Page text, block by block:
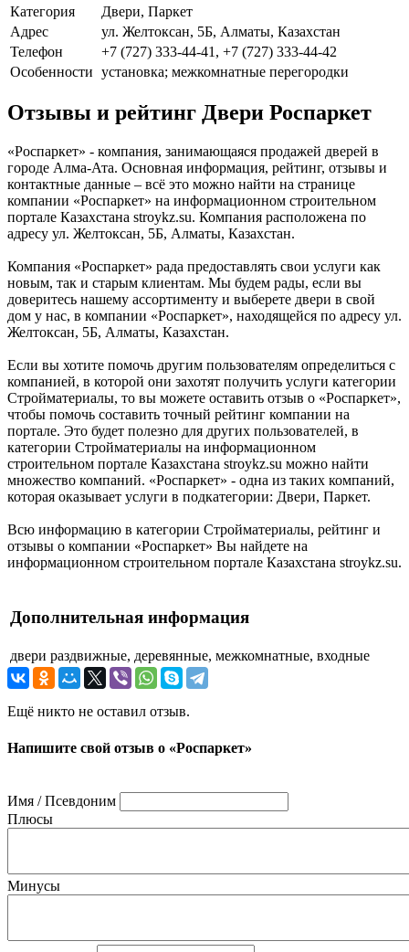
Категория
Двери, Паркет
Адрес
ул. Желтоксан, 5Б, Алматы, Казахстан
Телефон
+7 (727) 333-44-41, +7 (727) 333-44-42
Особенности установка; межкомнатные перегородки
Отзывы и рейтинг Двери Роспаркет
«Роспаркет» - компания, занимающаяся продажей дверей в
городе Алма-Ата. Основная информация, рейтинг, отзывы и
контактные данные – всё это можно найти на странице
компании «Роспаркет» на информационном строительном
портале Казахстана stroykz.su. Компания расположена по
адресу ул. Желтоксан, 5Б, Алматы, Казахстан.
Компания «Роспаркет» рада предоставлять свои услуги как
новым, так и старым клиентам. Мы будем рады, если вы
доверитесь нашему ассортименту и выберете двери в свой
дом у нас, в компании «Роспаркет», находящейся по адресу ул.
Желтоксан, 5Б, Алматы, Казахстан.
Если вы хотите помочь другим пользователям определиться с
компанией, в которой они захотят получить услуги категории
Стройматериалы, то вы можете оставить отзыв о «Роспаркет»,
чтобы помочь составить точный рейтинг компании на
портале. Это будет полезно для других пользователей, в
категории Стройматериалы на информационном
строительном портале Казахстана stroykz.su можно найти
множество компаний. «Роспаркет» - одна из таких компаний,
которая оказывает услуги в подкатегории: Двери, Паркет.
Всю информацию в категории Стройматериалы, рейтинг и
отзывы о компании «Роспаркет» Вы найдете на
информационном строительном портале Казахстана stroykz.su.
Дополнительная информация
двери раздвижные, деревянные, межкомнатные, входные
Ещё никто не оставил отзыв.
Напишите свой отзыв о «Роспаркет»
Имя / Псевдоним
Плюсы
Минусы